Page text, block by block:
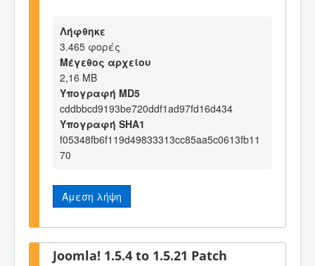
Λήφθηκε
3.465 φορές
Μέγεθος αρχείου
2,16 MB
Υπογραφή MD5
cddbbcd9193be720ddf1ad97fd16d434
Υπογραφή SHA1
f05348fb6f119d49833313cc85aa5c0613fb11
70
Άμεση λήψη
Joomla! 1.5.4 to 1.5.21 Patch